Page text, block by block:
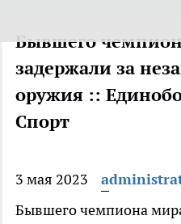
Бывшего
задержали за
оружия ::
Спорт
3 мая 2023
Бывшего чемпиона